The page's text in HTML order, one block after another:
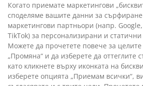
Инструкции за сглобяване
Характеристики